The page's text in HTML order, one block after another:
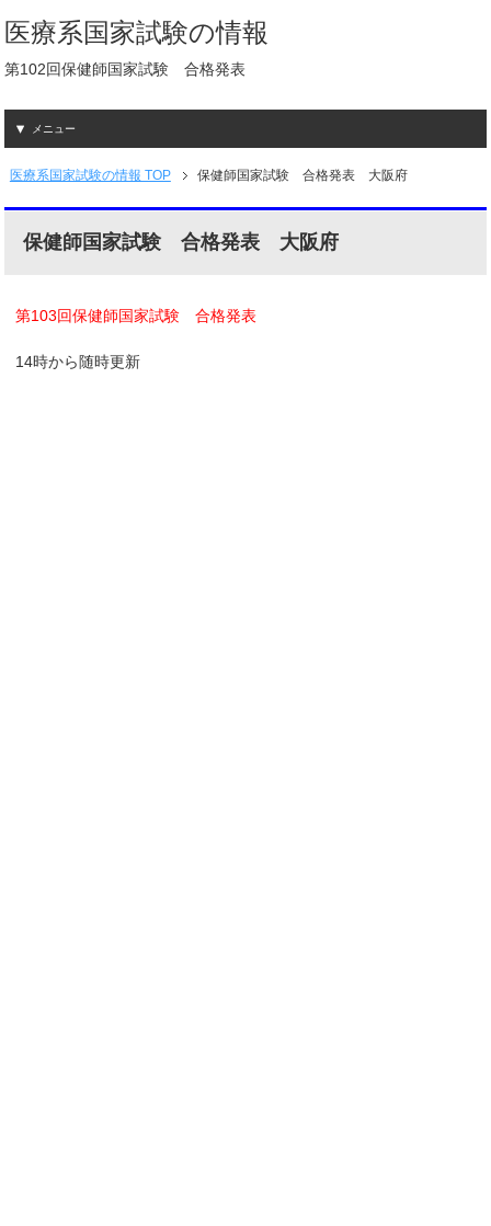
医療系国家試験の情報
第102回保健師国家試験 合格発表
メニュー
医療系国家試験の情報 TOP 保健師国家試験 合格発表 大阪府
保健師国家試験 合格発表 大阪府
第103回保健師国家試験 合格発表
14時から随時更新